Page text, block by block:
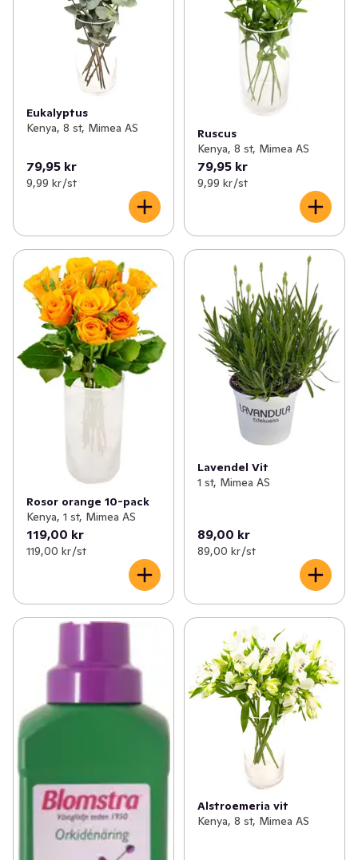
Eukalyptus
Kenya, 8 st, Mimea AS
79,95 kr
9,99 kr /st
Ruscus
Kenya, 8 st, Mimea AS
79,95 kr
9,99 kr /st
Rosor orange 10-pack
Kenya, 1 st, Mimea AS
119,00 kr
119,00 kr /st
Lavendel Vit
1 st, Mimea AS
89,00 kr
89,00 kr /st
Alstroemeria vit
Kenya, 8 st, Mimea AS